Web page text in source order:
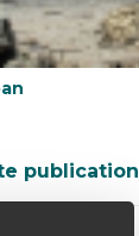
publication